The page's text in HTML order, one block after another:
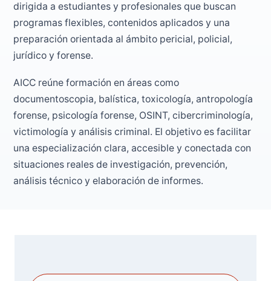
dirigida a estudiantes y profesionales que buscan
programas flexibles, contenidos aplicados y una
preparación orientada al ámbito pericial, policial,
jurídico y forense.
AICC reúne formación en áreas como
documentoscopia, balística, toxicología, antropología
forense, psicología forense, OSINT, cibercriminología,
victimología y análisis criminal. El objetivo es facilitar
una especialización clara, accesible y conectada con
situaciones reales de investigación, prevención,
análisis técnico y elaboración de informes.